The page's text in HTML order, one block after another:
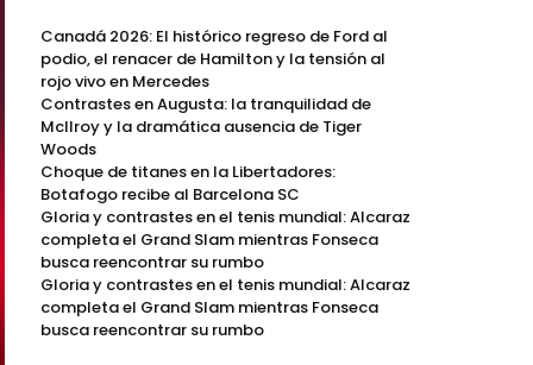
Canadá 2026: El histórico regreso de Ford al
podio, el renacer de Hamilton y la tensión al
rojo vivo en Mercedes
Contrastes en Augusta: la tranquilidad de
McIlroy y la dramática ausencia de Tiger
Woods
Choque de titanes en la Libertadores:
Botafogo recibe al Barcelona SC
Gloria y contrastes en el tenis mundial: Alcaraz
completa el Grand Slam mientras Fonseca
busca reencontrar su rumbo
Gloria y contrastes en el tenis mundial: Alcaraz
completa el Grand Slam mientras Fonseca
busca reencontrar su rumbo